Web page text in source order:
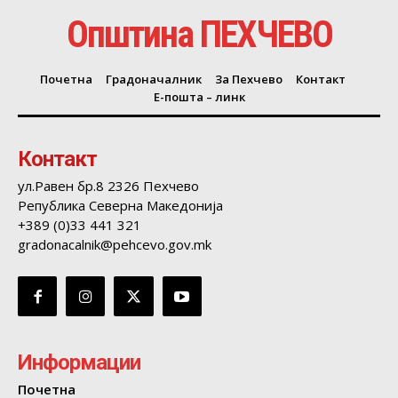
Општина ПЕХЧЕВО
Почетна Градоначалник За Пехчево
Контакт
Е-пошта – линк
Контакт
ул.Равен бр.8 2326 Пехчево
Република Северна Македонија
+389 (0)33 441 321
gradonacalnik@pehcevo.gov.mk
Информации
Почетна